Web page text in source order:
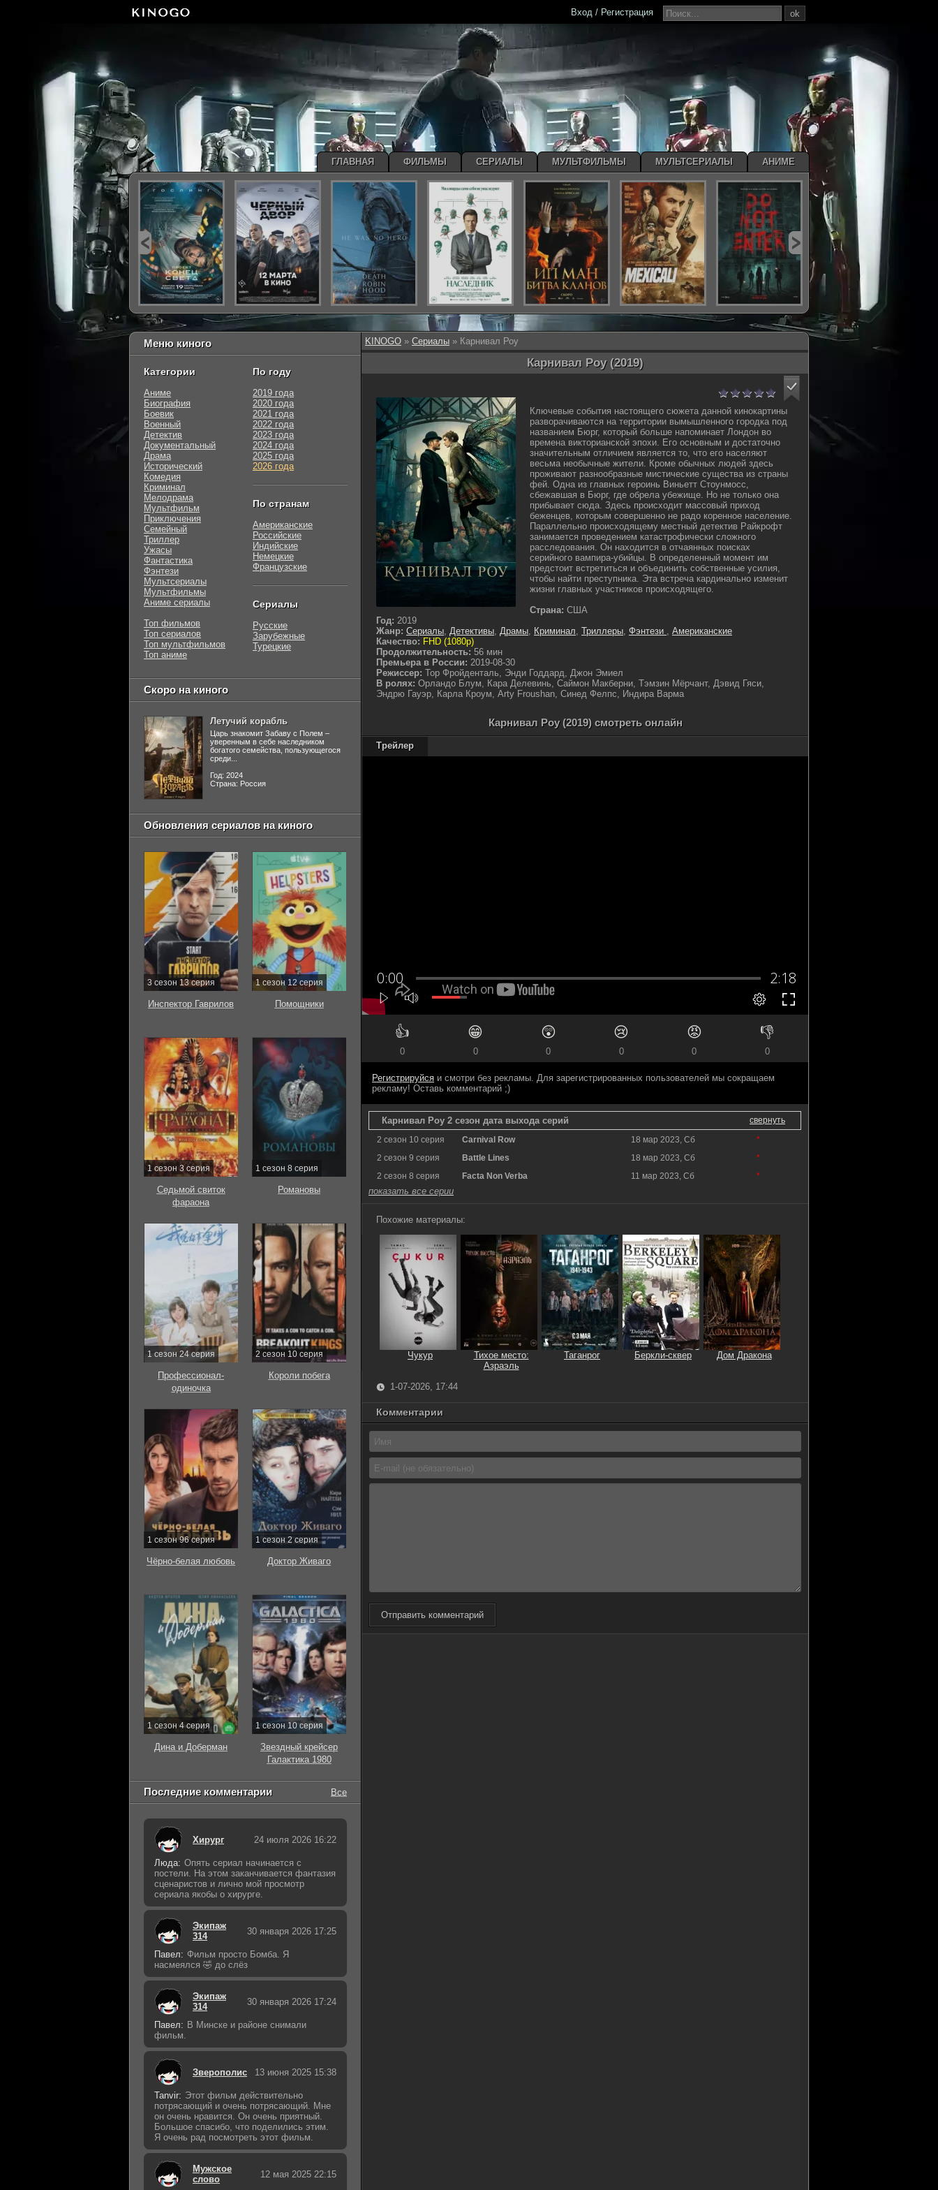
KINOGO » Сериалы » Карнивал Роу
Карнивал Роу (2019)
Ключевые события настоящего сюжета данной кинокартины
разворачиваются на территории вымышленного городка под
названием Бюрг, который больше напоминает Лондон во
времена викторианской эпохи. Его основным и достаточно
значительным отличием является то, что его населяют
весьма необычные жители. Кроме обычных людей здесь
проживают разнообразные мистические существа из страны
фей. Одна из главных героинь Виньетт Стоунмосс,
сбежавшая в Бюрг, где обрела убежище. Но не только она
прибывает сюда. Здесь происходит массовый приход
беженцев, которым совершенно не радо коренное население.
Параллельно происходящему местный детектив Райкрофт
занимается проведением катастрофически сложного
расследования. Он находится в отчаянных поисках
серийного вампира-убийцы. В определенный момент им
предстоит встретиться и объединить собственные усилия,
чтобы найти преступника. Эта встреча кардинально изменит
жизни главных участников происходящего.
Страна: США
Год: 2019
Жанр: Сериалы, Детективы, Драмы, Криминал, Триллеры, Фэнтези , Американские
Качество: FHD (1080p)
Продолжительность: 56 мин
Премьера в России: 2019-08-30
Режиссер: Тор Фройденталь, Энди Годдард, Джон Эмиел
В ролях: Орландо Блум, Кара Делевинь, Саймон Макберни, Тэмзин Мёрчант, Дэвид Гяси,
Эндрю Гауэр, Карла Кроум, Arty Froushan, Синед Фелпс, Индира Варма
Карнивал Роу (2019) смотреть онлайн
Трейлер
👍
0
😁
0
😲
0
😢
0
😡
0
👎
0
Регистрируйся и смотри без рекламы. Для зарегистрированных пользователей мы сокращаем
рекламу! Оставь комментарий ;)
Карнивал Роу 2 сезон дата выхода серий
свернуть
2 сезон 10 серия
Carnival Row 18 мар 2023, Сб
*
2 сезон 9 серия
Battle Lines 18 мар 2023, Сб
*
2 сезон 8 серия
Facta Non Verba 11 мар 2023, Сб *
показать все серии
Похожие материалы:
Чукур
Тихое место:
Азраэль
Таганрог Беркли-сквер Дом Дракона
1-07-2026, 17:44
Комментарии
Отправить комментарий
Меню киного
Категории
Аниме
Биография
Боевик
Военный
Детектив
Документальный
Драма
Исторический
Комедия
Криминал
Мелодрама
Мультфильм
Приключения
Семейный
Триллер
Ужасы
Фантастика
Фэнтези
Мультсериалы
Мультфильмы
Аниме сериалы
Топ фильмов
Топ сериалов
Топ мультфильмов
Топ аниме
По году
2019 года
2020 года
2021 года
2022 года
2023 года
2024 года
2025 года
2026 года
По странам
Американские
Российские
Индийские
Немецкие
Французские
Сериалы
Русские
Зарубежные
Турецкие
Скоро на киного
Летучий корабль
Царь знакомит Забаву с Полем –
уверенным в себе наследником
богатого семейства, пользующегося
среди...
Год: 2024
Страна: Россия
Обновления сериалов на киного
3 сезон 13 серия
Инспектор Гаврилов
1 сезон 12 серия
Помощники
1 сезон 3 серия
Седьмой свиток
фараона
1 сезон 8 серия
Романовы
1 сезон 24 серия
Профессионал-
одиночка
2 сезон 10 серия
Короли побега
1 сезон 96 серия
Чёрно-белая любовь
1 сезон 2 серия
Доктор Живаго
1 сезон 4 серия
Дина и Доберман
1 сезон 10 серия
Звездный крейсер
Галактика 1980
Последние комментарии Все
Хирург 24 июля 2026 16:22
Люда: Опять сериал начинается с
постели. На этом заканчивается фантазия
сценаристов и лично мой просмотр
сериала якобы о хирурге.
Экипаж
314
30 января 2026 17:25
Павел: Фильм просто Бомба. Я
насмеялся 🤣 до слёз
Экипаж
314
30 января 2026 17:24
Павел: В Минске и районе снимали
фильм.
Зверополис 13 июня 2025 15:38
Tanvir: Этот фильм действительно
потрясающий и очень потрясающий. Мне
он очень нравится. Он очень приятный.
Большое спасибо, что поделились этим.
Я очень рад посмотреть этот фильм.
Мужское
слово
12 мая 2025 22:15
ok
Вход / Регистрация
ГЛАВНАЯ ФИЛЬМЫ СЕРИАЛЫ МУЛЬТФИЛЬМЫ МУЛЬТСЕРИАЛЫ АНИМЕ